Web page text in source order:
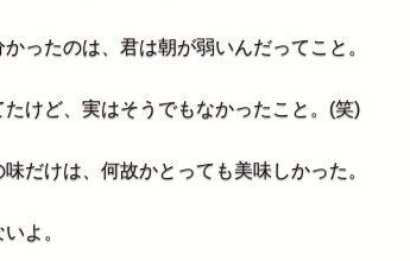
ったのは、君は朝が弱いんだってこと。
けど、実はそうでもなかったこと。(笑)
だけは、何故かとっても美味しかった。
よ。